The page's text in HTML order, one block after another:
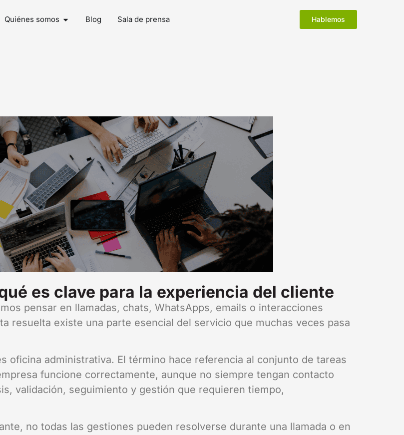
Quiénes somos Blog Sala de prensa Hablemos
es clave para la experiencia del cliente
pensar en llamadas, chats, WhatsApps, emails o interacciones
resuelta existe una parte esencial del servicio que muchas veces pasa
oficina administrativa. El término hace referencia al conjunto de tareas
funcione correctamente, aunque no siempre tengan contacto
validación, seguimiento y gestión que requieren tiempo,
no todas las gestiones pueden resolverse durante una llamada o en